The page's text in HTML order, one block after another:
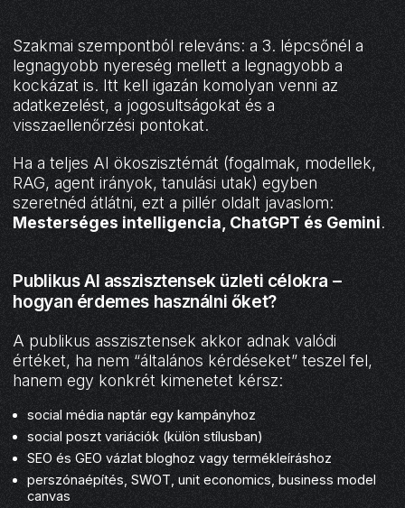
Szakmai szempontból releváns: a 3. lépcsőnél a
legnagyobb nyereség mellett a legnagyobb a
kockázat is. Itt kell igazán komolyan venni az
adatkezelést, a jogosultságokat és a
visszaellenőrzési pontokat.
Ha a teljes AI ökoszisztémát (fogalmak, modellek,
RAG, agent irányok, tanulási utak) egyben
szeretnéd átlátni, ezt a pillér oldalt javaslom:
Mesterséges intelligencia, ChatGPT és Gemini.
Publikus AI asszisztensek üzleti célokra –
hogyan érdemes használni őket?
A publikus asszisztensek akkor adnak valódi
értéket, ha nem “általános kérdéseket” teszel fel,
hanem egy konkrét kimenetet kérsz:
social média naptár egy kampányhoz
social poszt variációk (külön stílusban)
SEO és GEO vázlat bloghoz vagy termékleíráshoz
perszónaépítés, SWOT, unit economics, business model
canvas